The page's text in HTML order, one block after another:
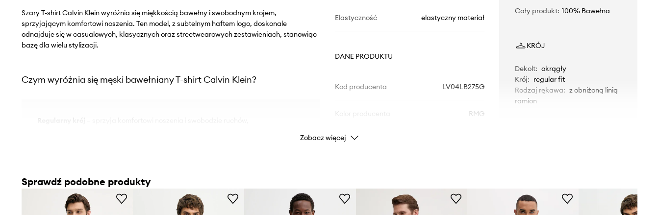
Szary T-shirt Calvin Klein wyróżnia się miękkością bawełny i swobodnym krojem,
sprzyjającym komfortowi noszenia. Ten model, z subtelnym haftem logo, doskonale
odnajduje się w casualowych, klasycznych oraz streetwearowych zestawieniach, stanowiąc
bazę dla wielu stylizacji.
Czym wyróżnia się męski bawełniany T-shirt Calvin Klein?
Miękka bawełna– materiał przyjemny dla skóry, pozwala na swobodny
przepływ powietrza
Elastyczność elastyczny materiał
DANE PRODUKTU
Kod producenta LV04LB275G
RMG
Kolor
ID Produktu
Cały produkt: 100% Bawełna
KRÓJ
Dekolt: okrągły
Krój: regular fit
Rodzaj rękawa: z obniżoną linią
ramion
Zalecamy wybór rozmiaru
mniejszego, niż nosisz zazwyczaj.
Zobacz więcej
Sprawdź podobne produkty